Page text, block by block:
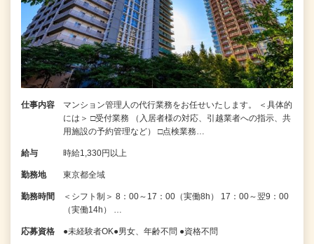
仕事内容
マンション管理人の代行業務をお任せいたします。 ＜具体的
には＞ □受付業務 （入居者様の対応、引越業者への指示、共
用施設の予約管理など） □点検業務…
給与 時給1,330円以上
勤務地 東京都全域
勤務時間
＜シフト制＞ 8：00～17：00（実働8h） 17：00～翌9：00
（実働14h） …
応募資格 ●未経験者OK●男女、年齢不問 ●資格不問